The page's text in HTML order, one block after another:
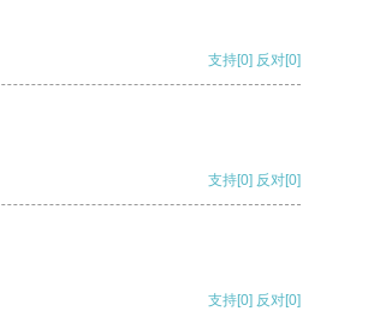
支持[0] 反对[0]
支持[0] 反对[0]
支持[0] 反对[0]